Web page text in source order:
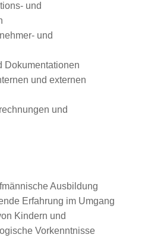
und
und
Dokumentationen
und externen
und
Ausbildung
Erfahrung im Umgang
Kindern und
Vorkenntnisse